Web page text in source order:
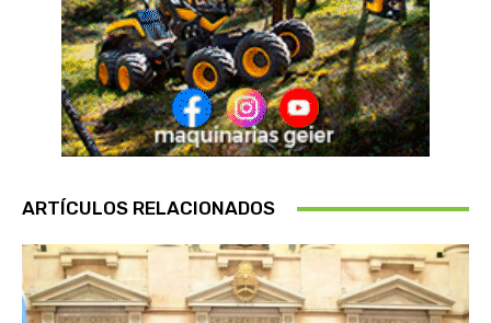
ARTÍCULOS RELACIONADOS